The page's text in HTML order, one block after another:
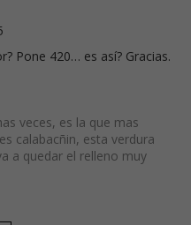
Pone 420… es así? Gracias.
veces, es la que mas
calabacñin, esta verdura
a quedar el relleno muy